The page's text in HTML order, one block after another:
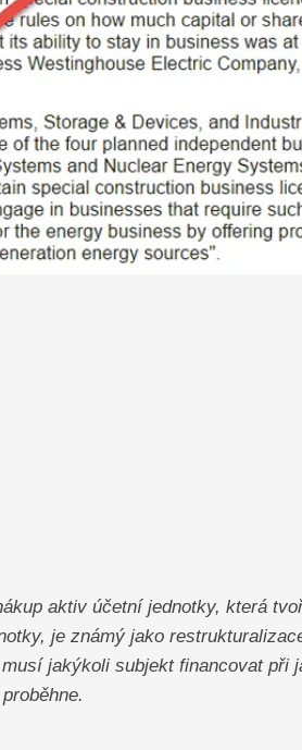
aktiv účetní jednotky, která
je známý jako
jakýkoli subjekt financovat při